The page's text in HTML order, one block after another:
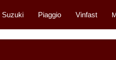
Suzuki Piaggio Vinfast